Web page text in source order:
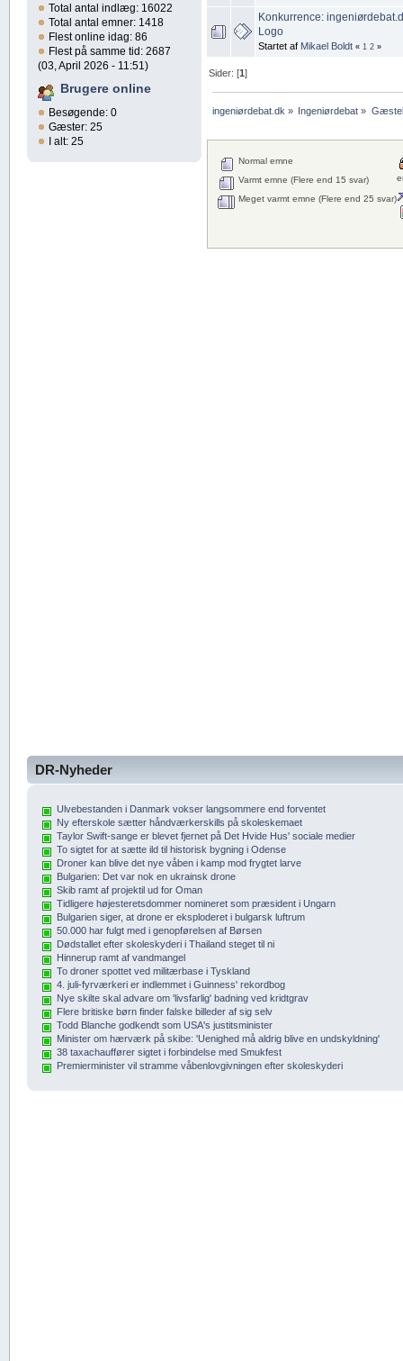
Total antal indlæg: 16022
Total antal emner: 1418
Flest online idag: 86
Flest på samme tid: 2687
(03, April 2026 - 11:51)
Brugere online
Besøgende: 0
Gæster: 25
I alt: 25
Konkurrence:
Logo
Startet af Mikael Boldt « 1 2»
Sider: [1]
ingeniørdebat.dk » Ingeniørdebat »
Normal emne
Varmt emne (Flere end 15 svar)
Meget varmt emne (Flere end 25 svar)
DR-Nyheder
Ulvebestanden i Danmark vokser langsommere end forventet
Ny efterskole sætter håndværkerskills på skoleskemaet
Taylor Swift-sange er blevet fjernet på Det Hvide Hus' sociale medier
To sigtet for at sætte ild til historisk bygning i Odense
Droner kan blive det nye våben i kamp mod frygtet larve
Bulgarien: Det var nok en ukrainsk drone
Skib ramt af projektil ud for Oman
Tidligere højesteretsdommer nomineret som præsident i Ungarn
Bulgarien siger, at drone er eksploderet i bulgarsk luftrum
50.000 har fulgt med i genopførelsen af Børsen
Dødstallet efter skoleskyderi i Thailand steget til ni
Hinnerup ramt af vandmangel
To droner spottet ved militærbase i Tyskland
4. juli-fyrværkeri er indlemmet i Guinness' rekordbog
Nye skilte skal advare om 'livsfarlig' badning ved kridtgrav
Flere britiske børn finder falske billeder af sig selv
Todd Blanche godkendt som USA's justitsminister
Minister om hærværk på skibe: 'Uenighed må aldrig blive en undskyldning'
38 taxachauffører sigtet i forbindelse med Smukfest
Premierminister vil stramme våbenlovgivningen efter skoleskyderi